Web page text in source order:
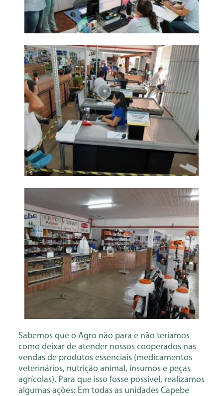
Sabemos que o Agro não para e não teríamos
como deixar de atender nossos cooperados nas
vendas de produtos essenciais (medicamentos
veterinários, nutrição animal, insumos e peças
agrícolas). Para que isso fosse possível, realizamos
algumas ações: Em todas as unidades Capebe